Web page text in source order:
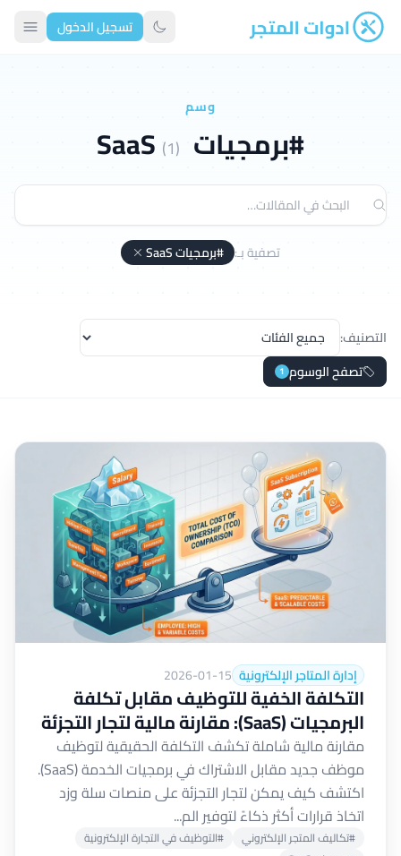
ادوات المتجر تبديل الوضع الداكن
تسجيل الدخول
وسم
#برمجيات SaaS (1)
تصفية بـ: #برمجيات SaaS
التصنيف:
تصفح الوسوم 1
إدارة المتاجر الإلكترونية 2026-01-15
التكلفة الخفية للتوظيف مقابل تكلفة
البرمجيات (SaaS): مقارنة مالية لتجار التجزئة
مقارنة مالية شاملة تكشف التكلفة الحقيقية لتوظيف
موظف جديد مقابل الاشتراك في برمجيات الخدمة (SaaS).
اكتشف كيف يمكن لتجار التجزئة على منصات سلة وزد
اتخاذ قرارات أكثر ذكاءً لتوفير الم...
#تكاليف المتجر الإلكتروني
#التوظيف في التجارة الإلكترونية